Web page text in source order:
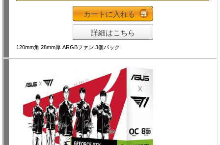
カートに入れる
詳細はこちら
120mm角 28mm厚 ARGBファン 3個パック